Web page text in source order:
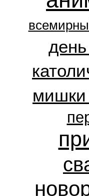
мишки